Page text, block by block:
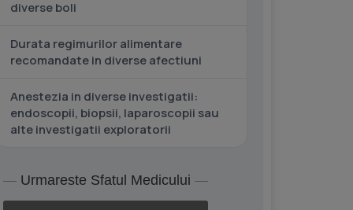
diverse boli
Durata regimurilor alimentare
recomandate in diverse afectiuni
Anestezia in diverse investigatii:
endoscopii, biopsii, laparoscopii sau
alte investigatii exploratorii
Urmareste Sfatul Medicului